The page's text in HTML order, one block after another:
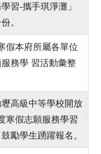
習-攜手琪淨灘」
。
假本府所屬各單位
務學 習活動彙整
高級中等學校開放
寒假志願服務學習
勵學生踴躍報名。